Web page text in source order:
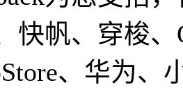
快帆、穿梭
、华为、